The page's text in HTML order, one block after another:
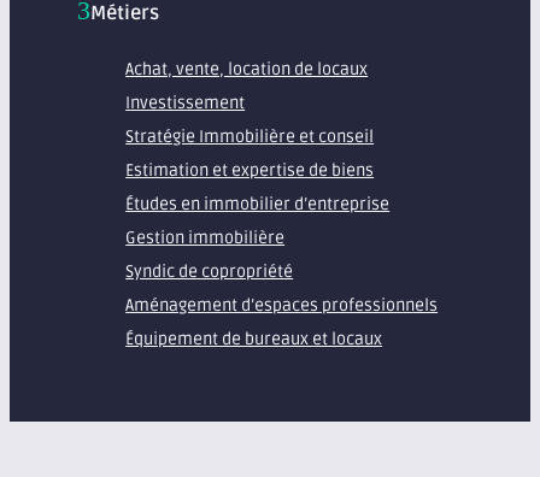
Métiers
Achat, vente, location de locaux
Investissement
Stratégie Immobilière et conseil
Estimation et expertise de biens
Études en immobilier d’entreprise
Gestion immobilière
Syndic de copropriété
Aménagement d’espaces professionnels
Équipement de bureaux et locaux